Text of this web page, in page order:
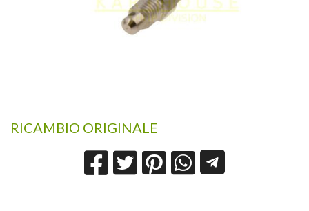
RICAMBIO ORIGINALE